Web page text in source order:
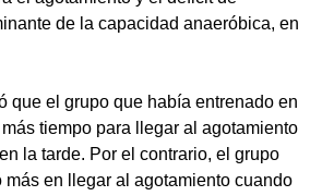
de la capacidad anaeróbica, en
que el grupo que había entrenado en
tiempo para llegar al agotamiento
la tarde. Por el contrario, el grupo
más en llegar al agotamiento cuando